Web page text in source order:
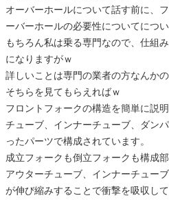
オーバーホールについて話す前に、
ーバーホールの必要性についてについ
もちろん私は乗る専門なので、仕組
になりますがｗ
詳しいことは専門の業者の方なんか
そちらを見てもらえればｗ
フロントフォークの構造を簡単に説
チューブ、インナーチューブ、ダン
ったパーツで構成されています。
成立フォークも倒立フォークも構成
アウターチューブ、インナーチュー
が伸び縮みすることで衝撃を吸収し